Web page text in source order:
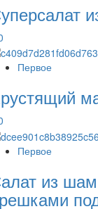
Первое
Первое
из